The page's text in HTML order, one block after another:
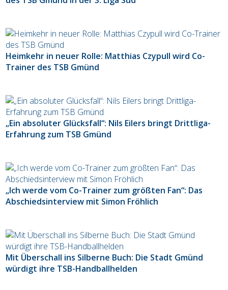
Heimkehr in neuer Rolle: Matthias Czypull wird Co-
Trainer des TSB Gmünd
„Ein absoluter Glücksfall“: Nils Eilers bringt Drittliga-
Erfahrung zum TSB Gmünd
„Ich werde vom Co-Trainer zum größten Fan“: Das
Abschiedsinterview mit Simon Fröhlich
Mit Überschall ins Silberne Buch: Die Stadt Gmünd
würdigt ihre TSB-Handballhelden